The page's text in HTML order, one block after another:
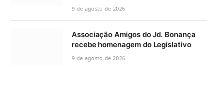
9 de agosto de 2026
Associação Amigos do Jd. Bonança
recebe homenagem do Legislativo
9 de agosto de 2026